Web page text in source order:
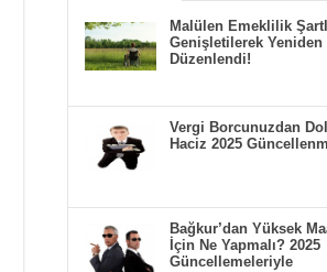
Malülen Emeklilik
Genişletilerek Yeniden
Düzenlendi!
Vergi Borcunuzdan
Haciz 2025
Bağkur’dan Yüksek
İçin Ne Yapmalı? 2025
Güncellemeleriyle